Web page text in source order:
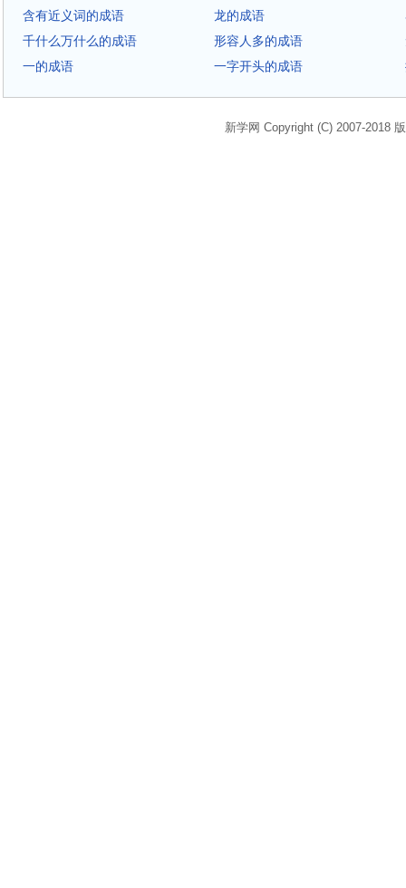
含有近义词的成语
龙的成语
千什么万什么的成语
形容人多的成语
一的成语
一字开头的成语
新学网 Copyright (C) 2007-2018